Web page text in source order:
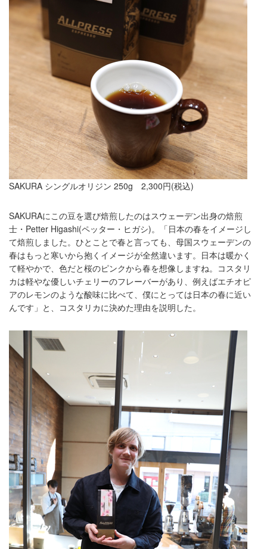
SAKURA シングルオリジン 250g 2,300円(税込)
SAKURAにこの豆を選び焙煎したのはスウェーデン出身の焙煎
士・Petter Higashi(ペッター・ヒガシ)。「日本の春をイメージし
て焙煎しました。ひとことで春と言っても、母国スウェーデンの
春はもっと寒いから抱くイメージが全然違います。日本は暖かく
て軽やかで、色だと桜のピンクから春を想像しますね。コスタリ
カは軽やな優しいチェリーのフレーバーがあり、例えばエチオピ
アのレモンのような酸味に比べて、僕にとっては日本の春に近い
んです」と、コスタリカに決めた理由を説明した。